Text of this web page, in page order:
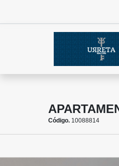
Código. 10088814